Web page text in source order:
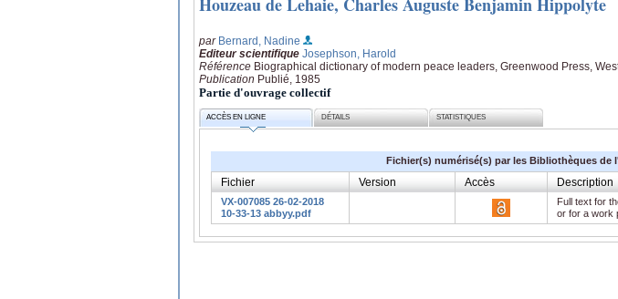
par Bernard, Nadine
Editeur scientifique Josephson, Harold
Référence Biographical dictionary of modern peace leaders, Greenwood Press,
Publication Publié, 1985
Partie d'ouvrage collectif
ACCÈS EN LIGNE DÉTAILS STATISTIQUES
Fichier(s) numérisé(s) par les Bibliothèques de
Fichier Version Accès Description
VX-007085 26-02-2018
10-33-13 abbyy.pdf
Full text for
or for a work